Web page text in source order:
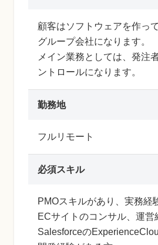
顧客はソフトウェアを作っ
グループ会社になります。
メイン業務としては、発注
ントロールになります。
勤務地
フルリモート
必須スキル
PMOスキルがあり、実務経
ECサイトのコンサル、運営
Salesforceの